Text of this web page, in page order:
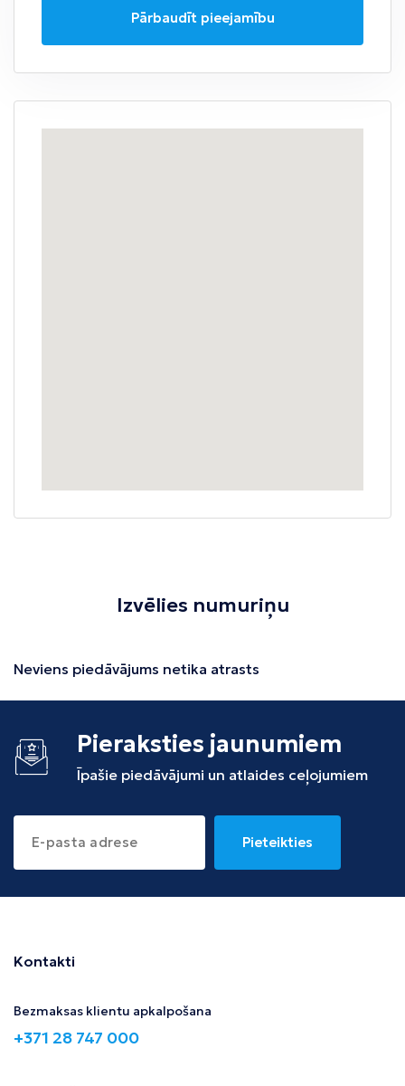
Pārbaudīt pieejamību
Izvēlies numuriņu
Neviens piedāvājums netika atrasts
Pieraksties jaunumiem
Īpašie piedāvājumi un atlaides ceļojumiem
Pieteikties
Kontakti
Bezmaksas klientu apkalpošana
+371 28 747 000